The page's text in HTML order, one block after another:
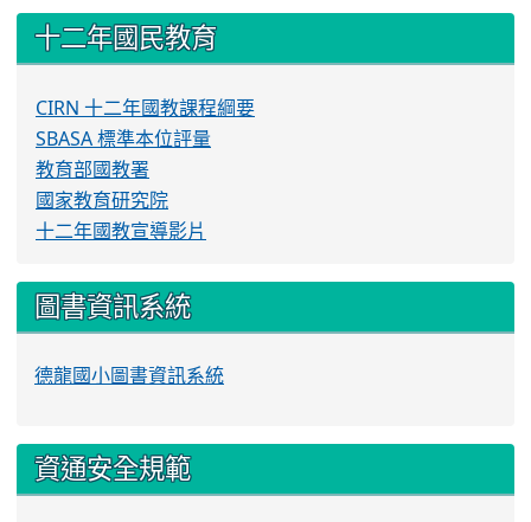
十二年國民教育
CIRN 十二年國教課程綱要
SBASA 標準本位評量
教育部國教署
國家教育研究院
十二年國教宣導影片
圖書資訊系統
德龍國小圖書資訊系統
資通安全規範